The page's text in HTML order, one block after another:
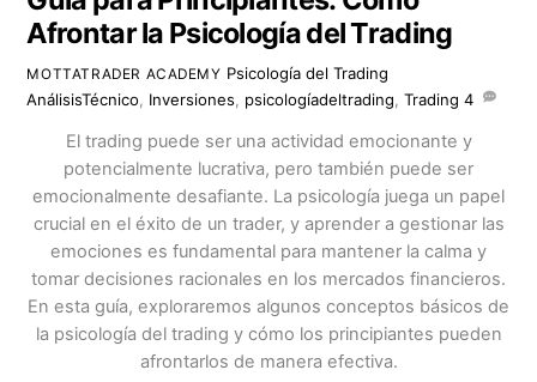
Afrontar la Psicología del Trading
MOTTATRADER ACADEMY Psicología del Trading
AnálisisTécnico Inversiones psicologíadeltrading ,Trading 4
El trading puede ser una actividad emocionante y
potencialmente lucrativa, pero también puede ser
emocionalmente desafiante. La psicología juega un papel
crucial en el éxito de un trader, y aprender a gestionar las
emociones es fundamental para mantener la calma y
tomar decisiones racionales en los mercados financieros.
En esta guía, exploraremos algunos conceptos básicos de
la psicología del trading y cómo los principiantes pueden
afrontarlos de manera efectiva.